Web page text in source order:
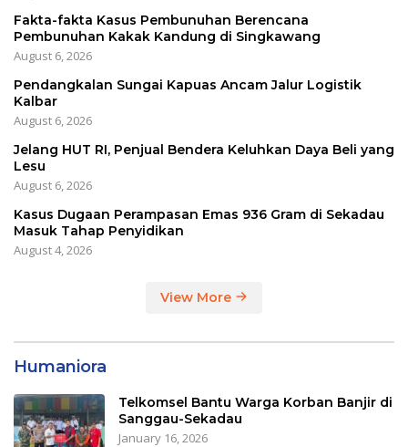
Fakta-fakta Kasus Pembunuhan Berencana
Pembunuhan Kakak Kandung di Singkawang
August 6, 2026
Pendangkalan Sungai Kapuas Ancam Jalur Logistik
Kalbar
August 6, 2026
Jelang HUT RI, Penjual Bendera Keluhkan Daya Beli yang
Lesu
August 6, 2026
Kasus Dugaan Perampasan Emas 936 Gram di Sekadau
Masuk Tahap Penyidikan
August 4, 2026
View More
Humaniora
Telkomsel Bantu Warga Korban Banjir di
Sanggau-Sekadau
January 16, 2026